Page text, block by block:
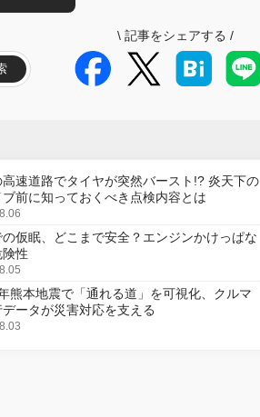
\ 記事をシェアする /
速道路でタイヤが突然バースト!? 炎天下の
ブ前に知っておくべき点検内容とは
仮眠、どこまで安全？エンジンかけっぱな
険性
熊本地震で「通れる道」を可視化、クルマ
ータが災害対応を支える